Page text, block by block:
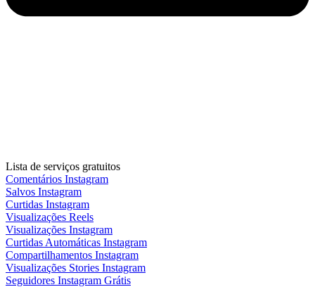
Lista de serviços gratuitos
Comentários Instagram
Salvos Instagram
Curtidas Instagram
Visualizações Reels
Visualizações Instagram
Curtidas Automáticas Instagram
Compartilhamentos Instagram
Visualizações Stories Instagram
Seguidores Instagram Grátis